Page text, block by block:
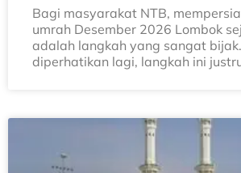
Bagi masyarakat NTB,
umrah Desember 2026 Lombok
adalah langkah yang sangat
diperhatikan lagi, langkah ini